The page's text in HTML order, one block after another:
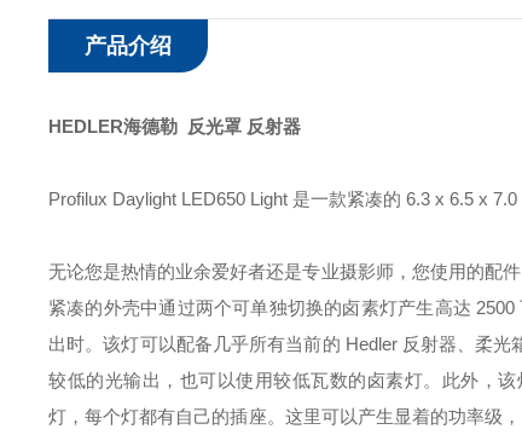
产品介绍
HEDLER海德勒 反光罩 反射器
Profilux Daylight LED650 Light 是一款紧凑的 6.3 x 6.5 x
无论您是热情的业余爱好者还是专业摄影师，您使用的配
紧凑的外壳中通过两个可单独切换的卤素灯产生高达
出时。该灯可以配备几乎所有当前的 Hedler 反射器、柔
较低的光输出，也可以使用较低瓦数的卤素灯。此外，
灯，每个灯都有自己的插座。这里可以产生显着的功率级